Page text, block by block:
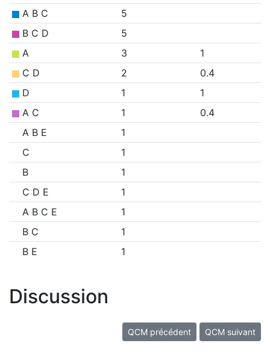
A B C
5
B C D
5
A
3
1
C D
2
0.4
D
1
1
A C
1
0.4
A B E
1
C
1
B
1
C D E
1
A B C E
1
B C
1
B E
1
Discussion
QCM précédent QCM suivant